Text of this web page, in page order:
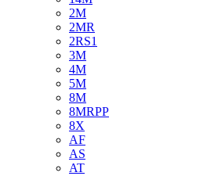
2M
2MR
2RS1
3M
4M
5M
8M
8MRPP
8X
AF
AS
AT